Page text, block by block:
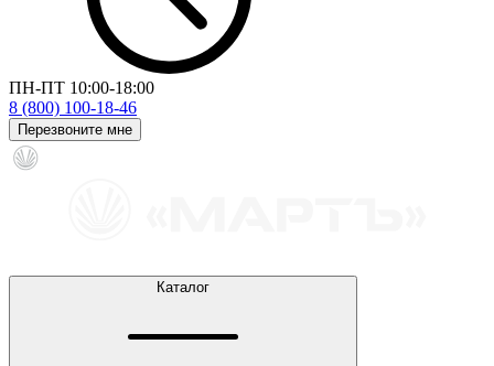
ПН-ПТ 10:00-18:00
8 (800) 100-18-46
Перезвоните мне
Каталог